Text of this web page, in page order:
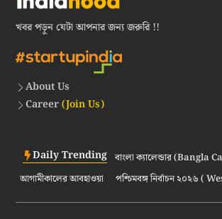
খবর পড়ুন যেটা আপনার জন্য জরুরি !!
About Us
Career(Join Us)
Daily Trending বাংলা ক্যালেন্ডার (Bangla
আগামীকালের আবহাওয়া
পশ্চিমবঙ্গ নির্বাচন ২০২৬ (